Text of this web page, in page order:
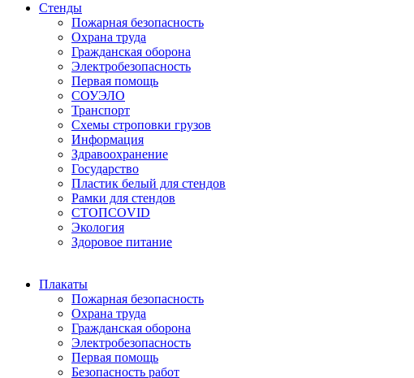
Стенды
Пожарная безопасность
Охрана труда
Гражданская оборона
Электробезопасность
Первая помощь
СОУЭЛО
Транспорт
Схемы строповки грузов
Информация
Здравоохранение
Государство
Пластик белый для стендов
Рамки для стендов
СТОПCOVID
Экология
Здоровое питание
Плакаты
Пожарная безопасность
Охрана труда
Гражданская оборона
Электробезопасность
Первая помощь
Безопасность работ